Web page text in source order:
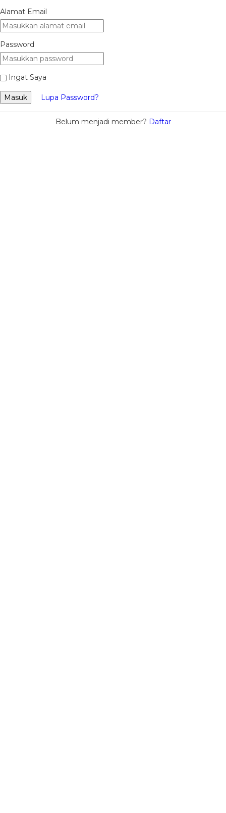
Alamat Email
Password
Ingat Saya
Masuk Lupa Password?
Belum menjadi member? Daftar